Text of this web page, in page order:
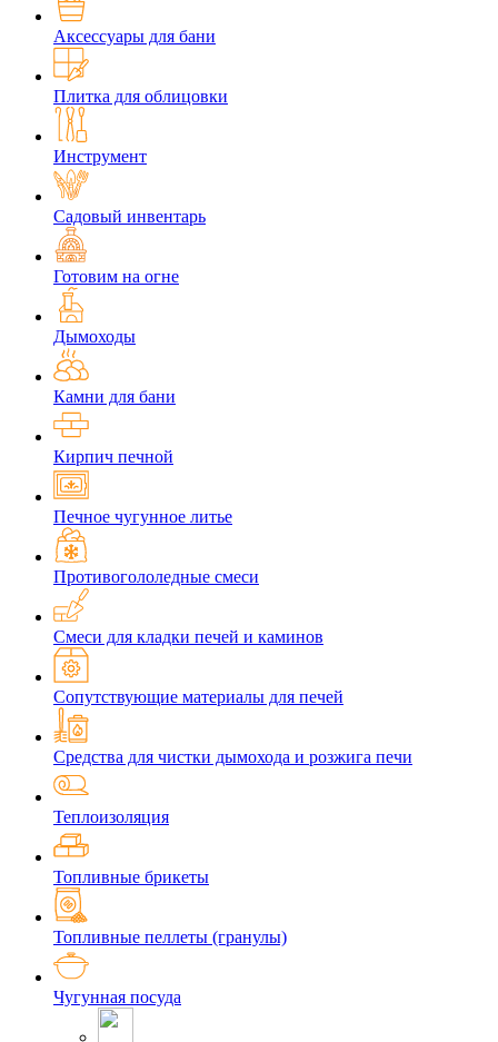
Аксессуары для бани
Плитка для облицовки
Инструмент
Садовый инвентарь
Готовим на огне
Дымоходы
Камни для бани
Кирпич печной
Печное чугунное литье
Противогололедные смеси
Смеси для кладки печей и каминов
Сопутствующие материалы для печей
Средства для чистки дымохода и розжига печи
Теплоизоляция
Топливные брикеты
Топливные пеллеты (гранулы)
Чугунная посуда